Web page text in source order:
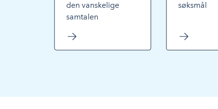
den vanskelige
samtalen
søksmål